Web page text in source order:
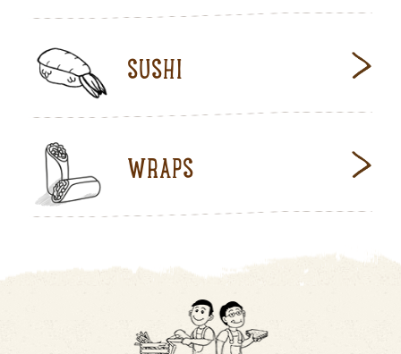
SUSHI
WRAPS